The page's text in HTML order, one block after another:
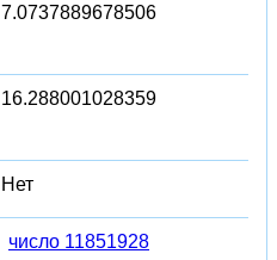
7.0737889678506
16.288001028359
Нет
число 11851928